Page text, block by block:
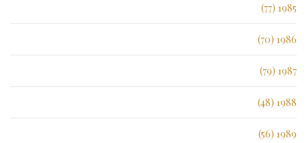
1985 (77)
1986 (70)
1987 (79)
1988 (48)
1989 (56)